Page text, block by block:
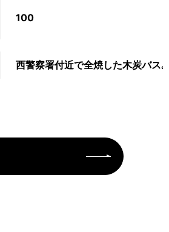
100
西警察署付近で全焼した木炭バス｡